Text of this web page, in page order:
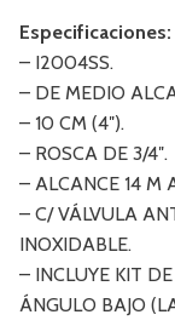
Especificaciones:
– I2004SS.
– DE MEDIO
– 10 CM (4″).
– ROSCA DE 3/4″.
– ALCANCE 14 M
– C/ VÁLVULA
INOXIDABLE.
– INCLUYE KIT
ÁNGULO BAJO